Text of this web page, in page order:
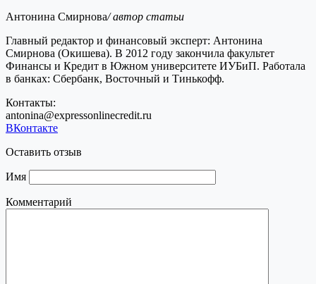
Антонина Смирнова/ автор статьи
Главный редактор и финансовый эксперт: Антонина
Смирнова (Окишева). В 2012 году закончила факультет
Финансы и Кредит в Южном университете ИУБиП. Работала
в банках: Сбербанк, Восточный и Тинькофф.
Контакты:
antonina@expressonlinecredit.ru
ВКонтакте
Оставить отзыв
Имя
Комментарий